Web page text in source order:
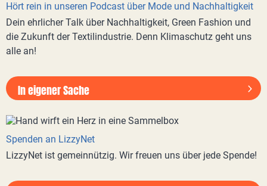
Hört rein in unseren Podcast über Mode und Nachhaltigkeit
Dein ehrlicher Talk über Nachhaltigkeit, Green Fashion und
die Zukunft der Textilindustrie. Denn Klimaschutz geht uns
alle an!
In eigener Sache
Spenden an LizzyNet
LizzyNet ist gemeinnützig. Wir freuen uns über jede Spende!